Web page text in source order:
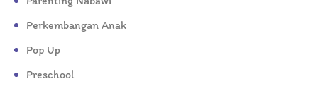
Perkembangan Anak
Pop Up
Preschool